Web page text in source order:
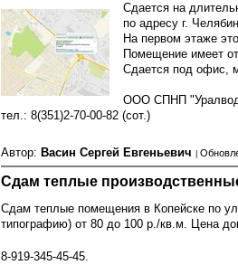
Сдается на
по адресу г.
На первом этаже
Помещение имеет
Сдается под офис,
ООО СПНП
тел.: 8(351)2-70-00-82 (сот.)
Автор: Васин Сергей Евгеньевич
Сдам теплые
Сдам теплые помещения в Копейске по
типографию) от 80 до 100 р./кв.м. Цена
8-919-345-45-45.